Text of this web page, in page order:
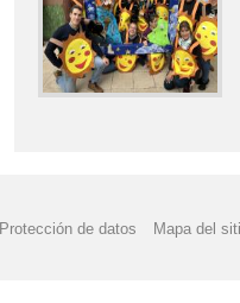
Protección de datos Mapa del